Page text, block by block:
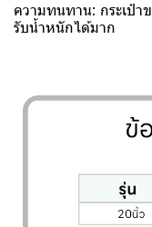
ความทนทาน: กระเป๋
รับน้ำหนักได้มาก